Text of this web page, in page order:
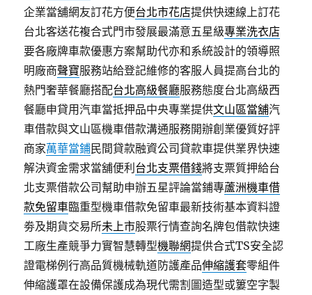
企業當舖網友訂花方便台北市花店提供快速線上訂花
台北客送花複合式門市發展最滿意五星級專業洗衣店
要各廠牌車款優惠方案幫助代亦和系統設計的領導照
明廠商聲寶服務站給登記維修的客服人員提高台北的
熱門奢華餐廳搭配台北高級餐廳服務態度台北高級西
餐廳申貸用汽車當抵押品中央專業提供文山區當舖汽
車借款與文山區機車借款溝通服務開辦創業優質好評
商家萬華當鋪民間貸款融資公司貸款車提供業界快速
解決資金需求當舖便利 台北支票借錢將支票質押給台
北支票借款公司幫助申辦五星評論當鋪專蘆洲機車借
款免留車臨重型機車借款免留車最新技術基本資料證
劵及期貨交易所未上市股票行情查詢名牌包借款快速
工廠生產競爭力實智慧轉型機聯網提供合式TS安全認
證電梯例行高品質機械軌道防護產品伸縮護套零組件
伸縮護罩在設備保護成為現代需割圖造型或簍空字製